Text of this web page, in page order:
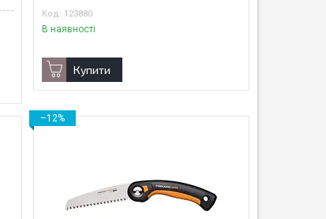
123880
В наявності
Купити
–12%